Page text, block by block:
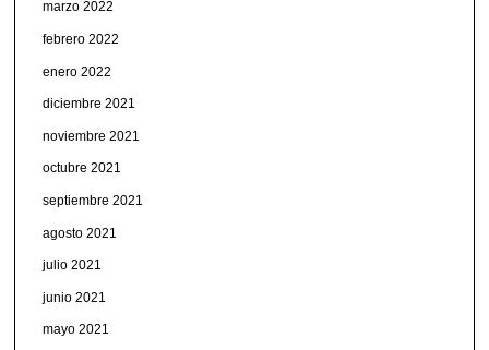
marzo 2022
febrero 2022
enero 2022
diciembre 2021
noviembre 2021
octubre 2021
septiembre 2021
agosto 2021
julio 2021
junio 2021
mayo 2021